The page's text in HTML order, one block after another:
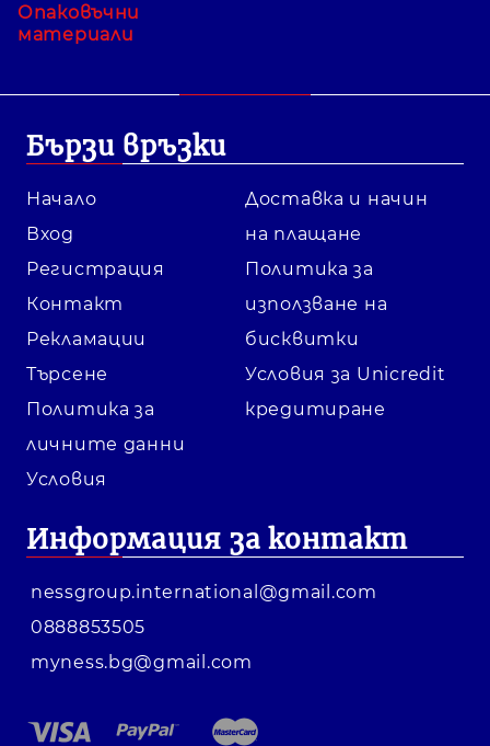
Опаковъчни
материали
Бързи връзки
Начало
Вход
Регистрация
Контакт
Рекламации
Търсене
Политика за
личните данни
Условия
Доставка и начин
на плащане
Политика за
използване на
бисквитки
Условия за Unicredit
кредитиране
Информация за контакт
nessgroup.international@gmail.com
0888853505
myness.bg@gmail.com